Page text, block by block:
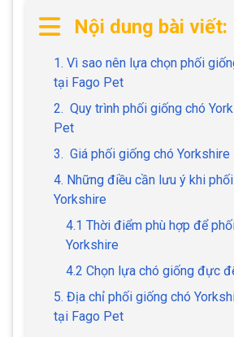
Nội dung bài viết:
1. Vì sao nên lựa chọn phối
tại Fago Pet
2. Quy trình phối giống chó
Pet
3. Giá phối giống chó Yorkshire
4. Những điều cần lưu ý khi
Yorkshire
4.1 Thời điểm phù hợp để
Yorkshire
4.2 Chọn lựa chó giống đực
5. Địa chỉ phối giống chó
tại Fago Pet